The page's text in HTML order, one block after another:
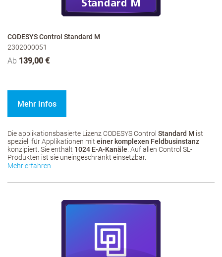
CODESYS Control Standard M
2302000051
Ab 139,00 €
Mehr Infos
Die applikationsbasierte Lizenz CODESYS Control Standard M ist
speziell für Applikationen mit einer komplexen Feldbusinstanz
konzipiert. Sie enthält 1024 E-A-Kanäle . Auf allen Control SL-
Produkten ist sie uneingeschränkt einsetzbar.
Mehr erfahren